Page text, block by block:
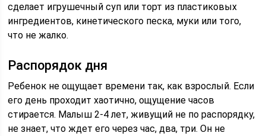
сделает игрушечный суп или торт из пластиковых
ингредиентов, кинетического песка, муки или того,
что не жалко.
Распорядок дня
Ребенок не ощущает времени так, как взрослый. Если
его день проходит хаотично, ощущение часов
стирается. Малыш 2-4 лет, живущий не по распорядку,
не знает, что ждет его через час, два, три. Он не